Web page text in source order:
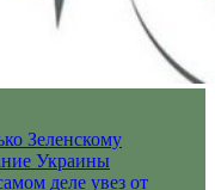
Зеленскому
Украины
деле увез от